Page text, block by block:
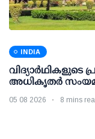
INDIA
വിദ്യാര്‍ഥികളുടെ
അധികൃതര്‍
05 08 2026 8 mins